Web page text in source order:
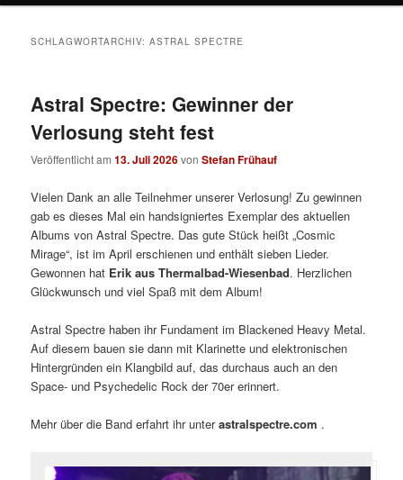
SCHLAGWORTARCHIV:ASTRAL SPECTRE
Astral Spectre: Gewinner der
Verlosung steht fest
Veröffentlicht am13. Juli 2026vonStefan Frühauf
Vielen Dank an alle Teilnehmer unserer Verlosung! Zu gewinnen
gab es dieses Mal ein handsigniertes Exemplar des aktuellen
Albums von Astral Spectre. Das gute Stück heißt „Cosmic
Mirage“, ist im April erschienen und enthält sieben Lieder.
Gewonnen hat Erik aus Thermalbad-Wiesenbad. Herzlichen
Glückwunsch und viel Spaß mit dem Album!
Astral Spectre haben ihr Fundament im Blackened Heavy Metal.
Auf diesem bauen sie dann mit Klarinette und elektronischen
Hintergründen ein Klangbild auf, das durchaus auch an den
Space- und Psychedelic Rock der 70er erinnert.
Mehr über die Band erfahrt ihr unterastralspectre.com .